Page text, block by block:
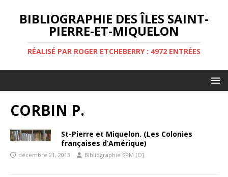
BIBLIOGRAPHIE DES ÎLES SAINT-
PIERRE-ET-MIQUELON
RÉALISÉ PAR ROGER ETCHEBERRY : 4972 ENTRÉES
CORBIN P.
St-Pierre et Miquelon. (Les Colonies
françaises d’Amérique)
décembre 21, 2013 Bibliographie SPM [O]